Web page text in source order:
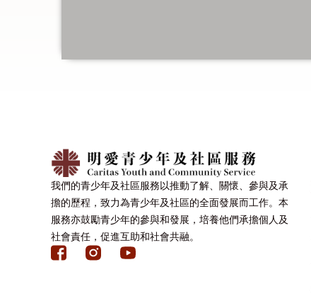
我們的青少年及社區服務以推動了解、關懷、參與及承
擔的歷程，致力為青少年及社區的全面發展而工作。本
服務亦鼓勵青少年的參與和發展，培養他們承擔個人及
社會責任，促進互助和社會共融。